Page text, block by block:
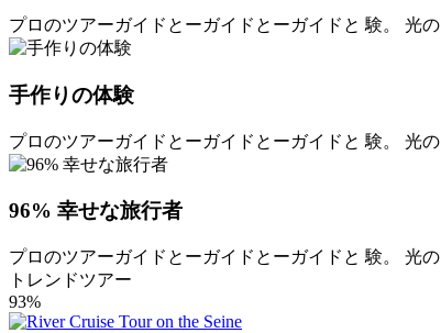
プロのツアーガイドとーガイドとーガイドと 験。 光の
手作りの体験
プロのツアーガイドとーガイドとーガイドと 験。 光の
96% 幸せな旅行者
プロのツアーガイドとーガイドとーガイドと 験。 光の
トレンドツアー
93%